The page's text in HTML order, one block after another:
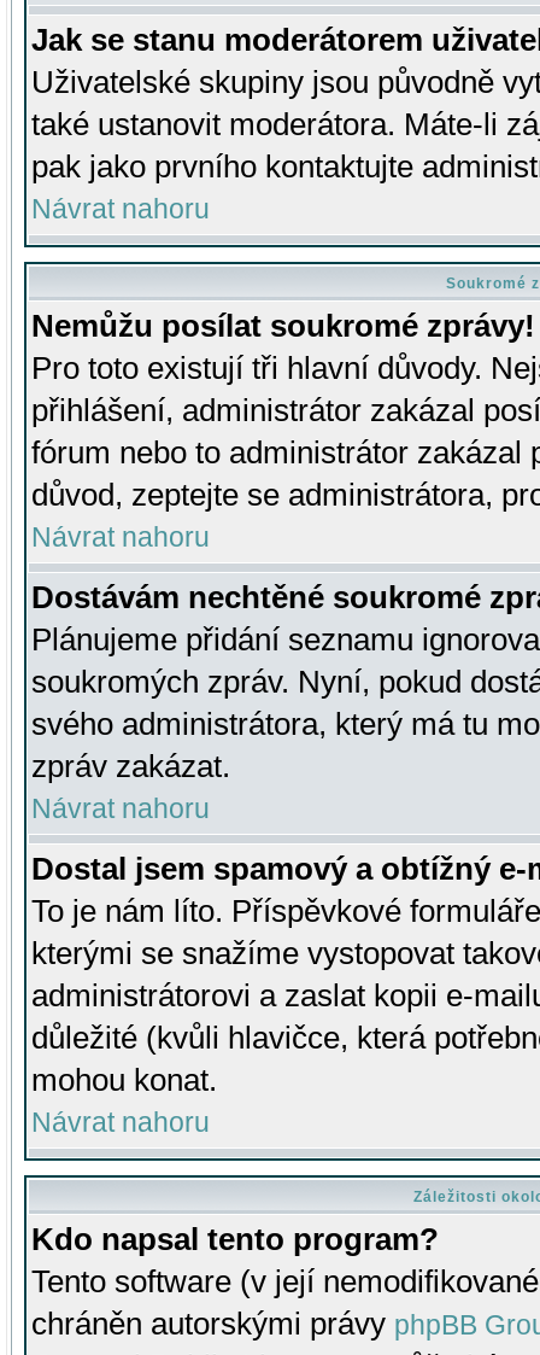
Jak se stanu moderátorem
Uživatelské skupiny jsou původně
také ustanovit moderátora. Máte-li
pak jako prvního kontaktujte
Návrat nahoru
Soukromé
Nemůžu posílat soukromé zprávy!
Pro toto existují tři hlavní důvody.
přihlášení, administrátor zakázal
fórum nebo to administrátor zakázal
důvod, zeptejte se administrátora,
Návrat nahoru
Dostávám nechtěné soukromé
Plánujeme přidání seznamu
soukromých zpráv. Nyní, pokud
svého administrátora, který má tu
zpráv zakázat.
Návrat nahoru
Dostal jsem spamový a obtížný
To je nám líto. Příspěvkové
kterými se snažíme vystopovat
administrátorovi a zaslat kopii e-
důležité (kvůli hlavičce, která
mohou konat.
Návrat nahoru
Záležitosti
Kdo napsal tento program?
Tento software (v její
chráněn autorskými právy phpBB